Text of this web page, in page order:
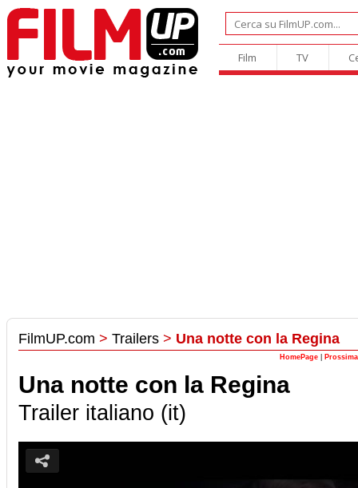
Film TV
FilmUP.com > Trailers > Una notte con la Regina
HomePage
Una notte con la Regina
Trailer italiano (it)